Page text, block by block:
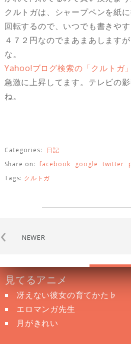
クルトガは、シャープペンを紙
回転するので、いつでも書きや
４７２円なのでまあまあします
な。
Yahoo!ブログ検索の「クルトガ
急激に上昇してます。テレビの
ね。
Categories:
日記
Share on: facebook google twitter
Tags: クルトガ
‹ NEWER
見てるアニメ
冴えない彼女の育てかた♭
エロマンガ先生
月がきれい